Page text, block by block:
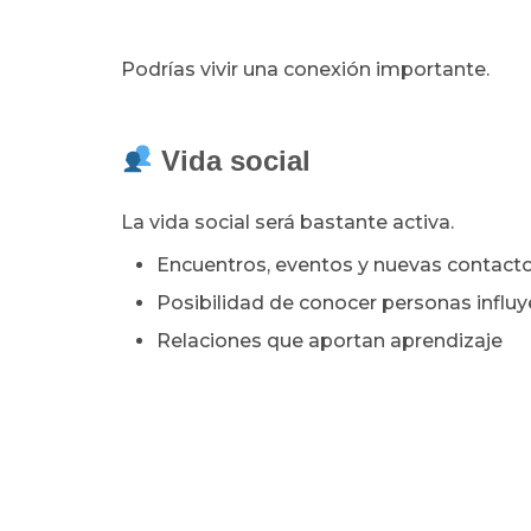
Podrías vivir una conexión importante.
Vida social
La vida social será bastante activa.
Encuentros, eventos y nuevas
Posibilidad de conocer personas
Relaciones que aportan aprendizaje